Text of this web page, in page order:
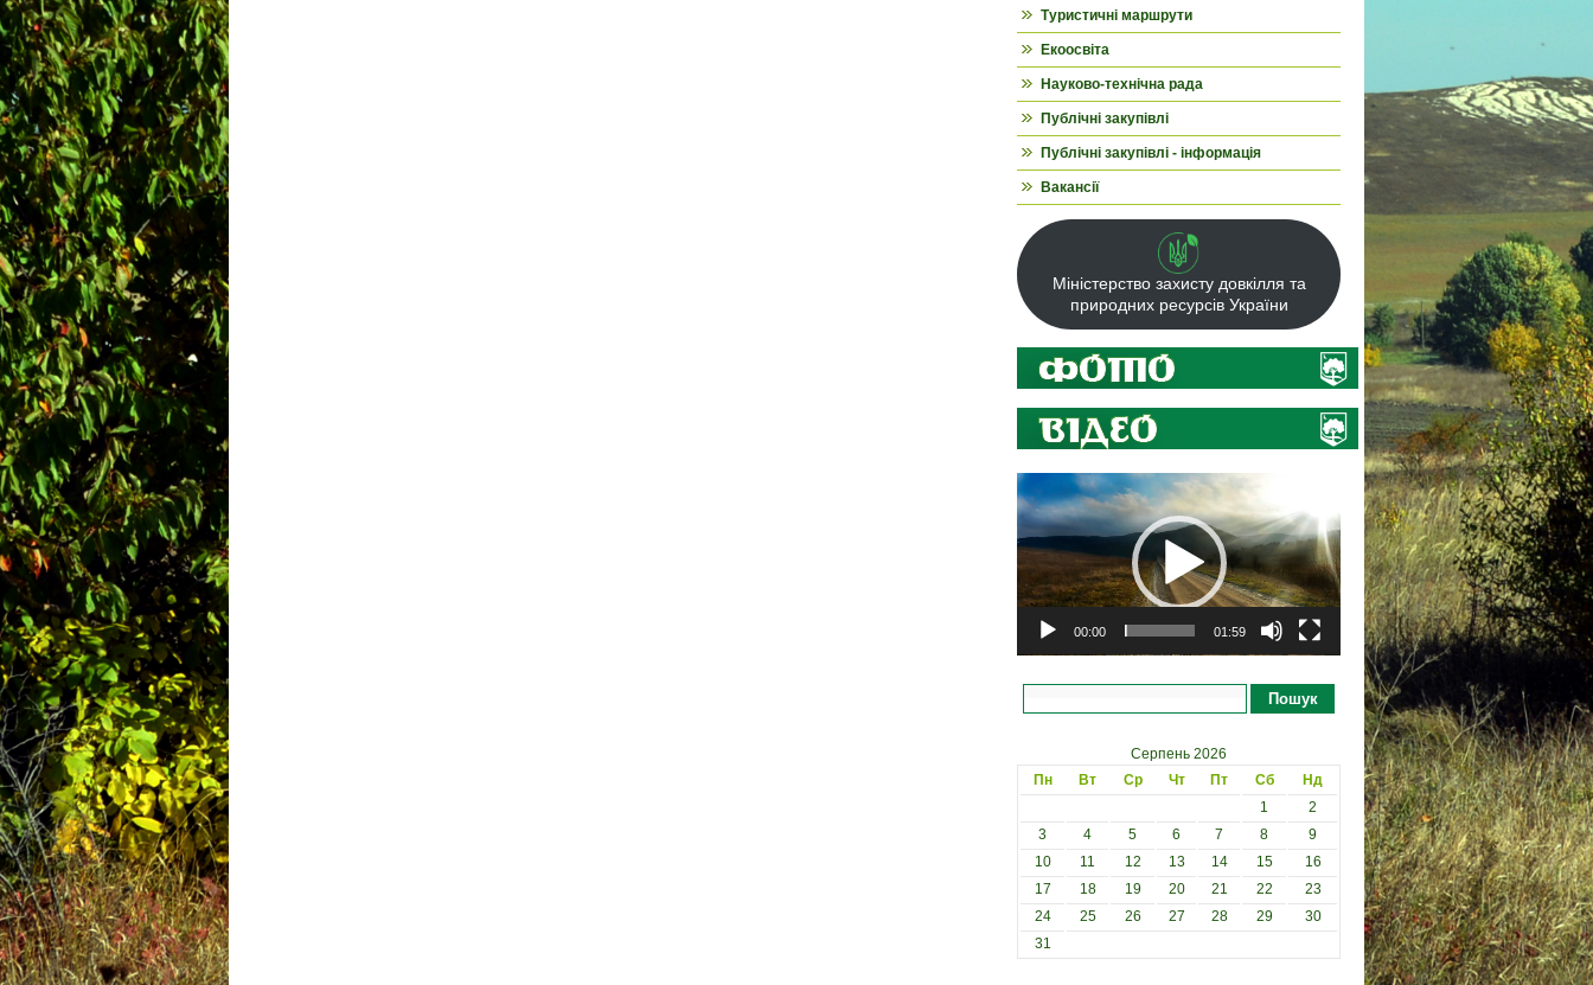
Туристичні маршрути
Екоосвіта
Науково-технічна рада
Публічні закупівлі
Публічні закупівлі - інформація
Вакансії
Міністерство захисту довкілля та
природних ресурсів України
Відеопрогравач
00:00 01:59
Пошук
Серпень 2026
Пн
Вт Ср Чт Пт Сб
Нд
1
2
3
4 5 6 7 8
9
10
11 12 13 14 15
16
17
18 19 20 21 22
23
24
25 26 27 28 29
30
31